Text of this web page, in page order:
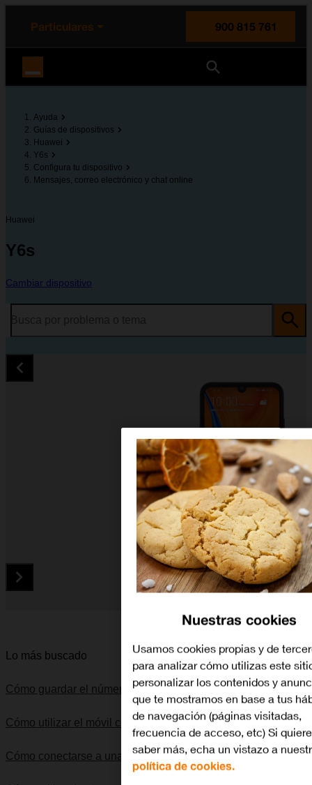
principal
la página
Particulares
900 815 761
Ayuda
Guías de dispositivos
Huawei
Y6s
Configura tu dispositivo
Mensajes, correo electrónico y chat online
Huawei
Y6s
Cambiar dispositivo
Diapositiva 1 de 5. Huawei Y6s - Black - imagen 1
Lo más buscado
Cómo guardar el número del contestador
Cómo utilizar el móvil como punto de acceso Wi-Fi
Cómo conectarse a una red Wi-Fi
Nuestras cookies
Usamos cookies propias y de
para analizar cómo utilizas este
personalizar los contenidos y
que te mostramos en base a tus
de navegación (páginas visitadas,
frecuencia de acceso, etc) Si
saber más, echa un vistazo a
política de cookies.